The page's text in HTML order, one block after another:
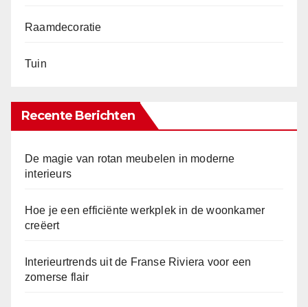
Raamdecoratie
Tuin
Recente Berichten
De magie van rotan meubelen in moderne
interieurs
Hoe je een efficiënte werkplek in de woonkamer
creëert
Interieurtrends uit de Franse Riviera voor een
zomerse flair